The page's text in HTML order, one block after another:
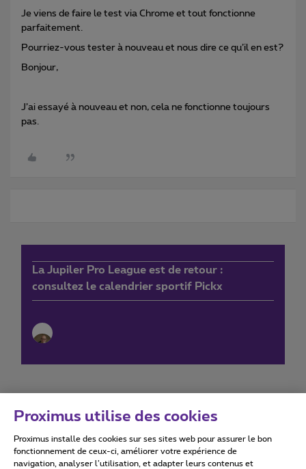
Je viens de faire le test via Chrome et tout fonctionne
parfaitement.
Pourriez-vous tester à nouveau et nous dire ce qu’il en est?
Bonjour,
J’ai essayé à nouveau et non, cela ne fonctionne toujours
pas.
La Jupiler Pro League est de retour :
consultez le calendrier sportif Pickx
Conditions d'utilisation Accessibility statement
Proximus utilise des cookies
Proximus installe des cookies sur ses sites web pour assurer le bon
fonctionnement de ceux-ci, améliorer votre expérience de
navigation, analyser l’utilisation, et adapter leurs contenus et